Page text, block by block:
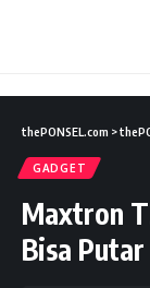
thePONSEL.com >
GADGET
Maxtron
Bisa